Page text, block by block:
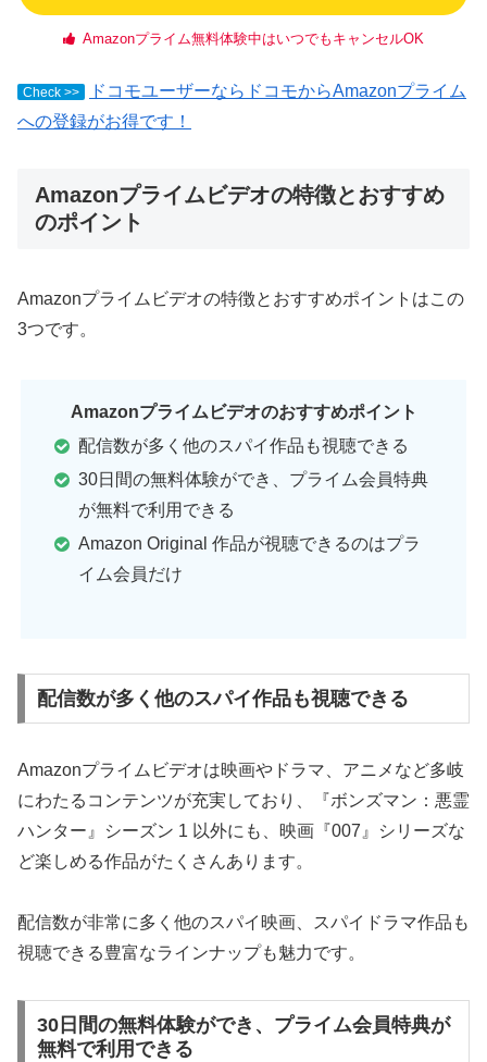
Amazonプライム無料体験中はいつでもキャンセルOK
Check >>
ドコモユーザーならドコモからAmazonプライム
への登録がお得です！
Amazonプライムビデオの特徴とおすすめ
のポイント
Amazonプライムビデオの特徴とおすすめポイントはこの
3つです。
Amazonプライムビデオのおすすめポイント
配信数が多く他のスパイ作品も視聴できる
30日間の無料体験ができ、プライム会員特典
が無料で利用できる
Amazon Original 作品が視聴できるのはプラ
イム会員だけ
配信数が多く他のスパイ作品も視聴できる
Amazonプライムビデオは映画やドラマ、アニメなど多岐
にわたるコンテンツが充実しており、『ボンズマン：悪霊
ハンター』シーズン 1 以外にも、映画『007』シリーズな
ど楽しめる作品がたくさんあります。
配信数が非常に多く他のスパイ映画、スパイドラマ作品も
視聴できる豊富なラインナップも魅力です。
30日間の無料体験ができ、プライム会員特典が
無料で利用できる